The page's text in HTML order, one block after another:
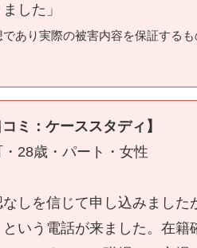
した」
あり実際の被害内容を保証する
ミ：ケーススタディ】
28歳・パート・女性
なしを信じて申し込みまし
いう電話が来ました。在